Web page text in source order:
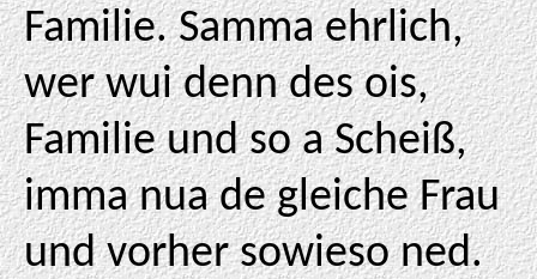
Familie. Samma ehrlich,
wer wui denn des ois,
Familie und so a Scheiß,
imma nua de gleiche Frau
und vorher sowieso ned.